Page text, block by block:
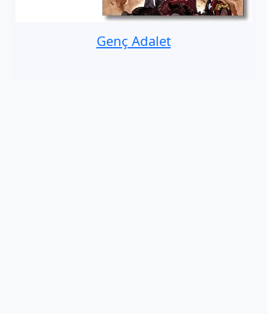
Genç Adalet